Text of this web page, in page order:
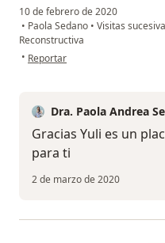
10 de febrero de 2020
• Paola Sedano • Visitas
Reconstructiva
• en opinión del usuario Yuli
Reportar
Dra. Paola Andrea
Gracias Yuli es un
para ti
2 de marzo de 2020